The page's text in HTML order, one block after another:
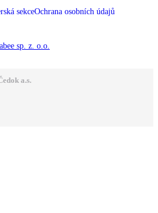
sekceOchrana osobních údajů
sp. z. o.o.
a.s.